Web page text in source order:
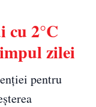
cu 2°C
zilei
pentru